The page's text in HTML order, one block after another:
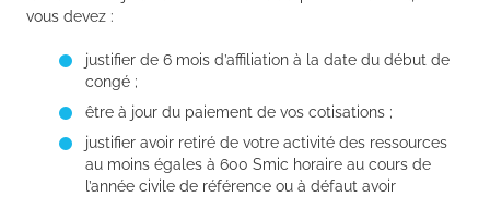
vous devez :
justifier de 6 mois d’affiliation à la date du début de
congé ;
être à jour du paiement de vos cotisations ;
justifier avoir retiré de votre activité des ressources
au moins égales à 600 Smic horaire au cours de
l’année civile de référence ou à défaut avoir